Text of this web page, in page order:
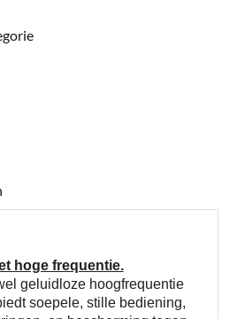
hoge frequentie.
geluidloze hoogfrequentie
soepele, stille bediening,